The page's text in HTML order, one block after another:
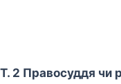
2 Правосуддя